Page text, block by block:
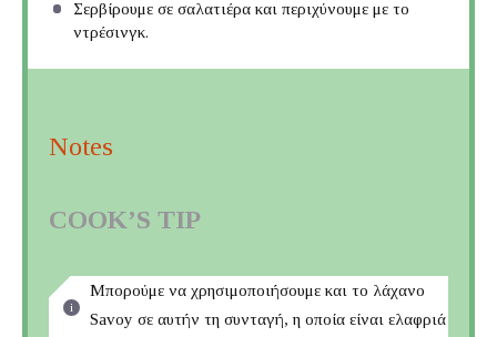
Σερβίρουμε σε σαλατιέρα και περιχύνουμε με το
ντρέσινγκ.
Notes
COOK’S TIP
Μπορούμε να χρησιμοποιήσουμε και το λάχανο
Savoy σε αυτήν τη συνταγή, η οποία είναι ελαφριά